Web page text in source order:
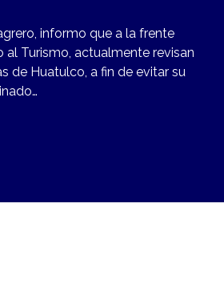
informo que a la frente
Turismo, actualmente revisan
de Huatulco, a fin de evitar su